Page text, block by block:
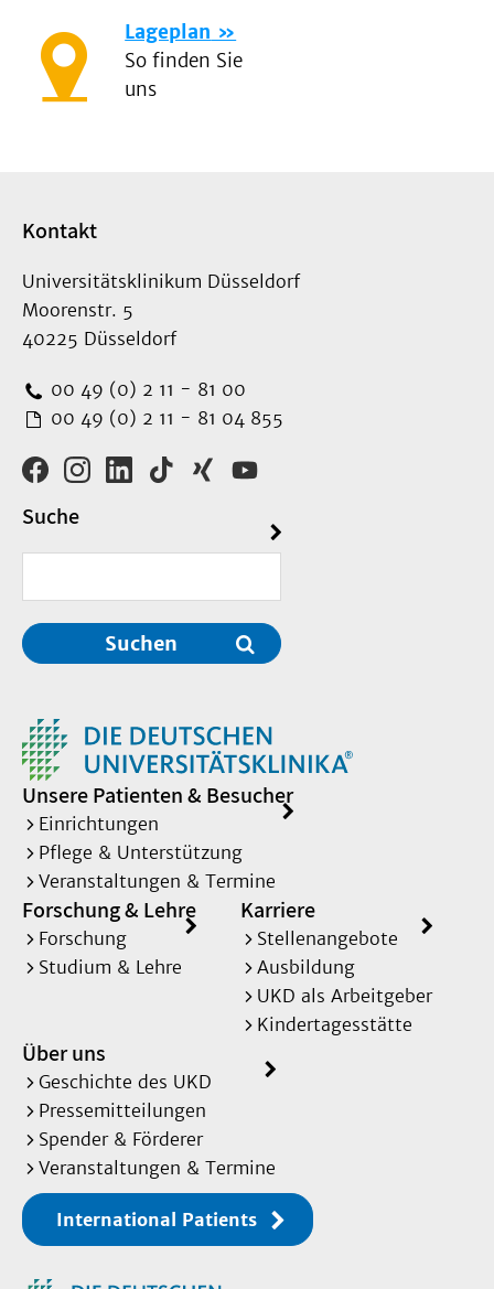
Lageplan
So finden Sie
uns
Kontakt
Universitätsklinikum Düsseldorf
Moorenstr. 5
40225 Düsseldorf
00 49 (0) 2 11 - 81 00
00 49 (0) 2 11 - 81 04 855
Suche
Suchen
Unsere Patienten & Besucher
Einrichtungen
Pflege & Unterstützung
Veranstaltungen & Termine
Forschung & Lehre
Forschung
Studium & Lehre
Karriere
Stellenangebote
Ausbildung
UKD als Arbeitgeber
Kindertagesstätte
Über uns
Geschichte des UKD
Pressemitteilungen
Spender & Förderer
Veranstaltungen & Termine
International Patients